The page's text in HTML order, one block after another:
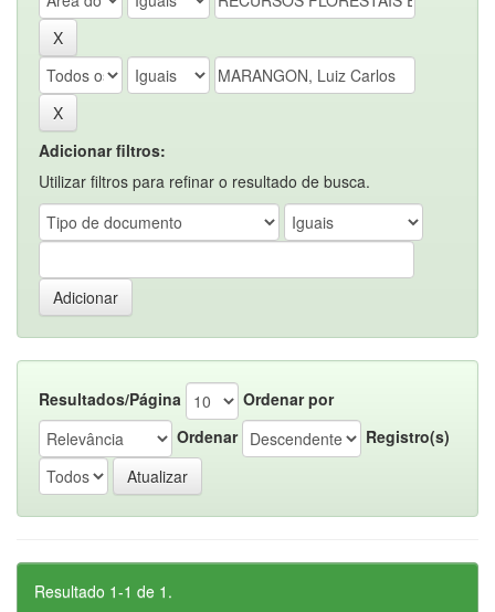
Adicionar filtros:
Utilizar filtros para refinar o resultado de busca.
Resultados/Página
Ordenar por
Ordenar
Registro(s)
Resultado 1-1 de 1.